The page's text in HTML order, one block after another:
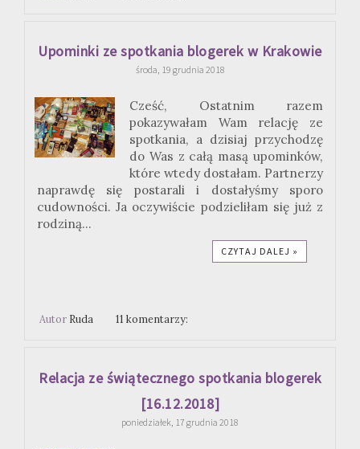
Upominki ze spotkania blogerek w Krakowie
środa, 19 grudnia 2018
Cześć, Ostatnim razem
pokazywałam Wam relację ze
spotkania, a dzisiaj przychodzę
do Was z całą masą upominków,
które wtedy dostałam. Partnerzy
naprawdę się postarali i dostałyśmy sporo
cudowności. Ja oczywiście podzieliłam się już z
rodziną...
CZYTAJ DALEJ »
Autor Ruda 11 komentarzy:
Relacja ze świątecznego spotkania blogerek
[16.12.2018]
poniedziałek, 17 grudnia 2018